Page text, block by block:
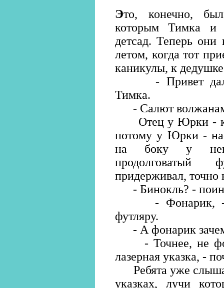
Это, конечно,
которым Тимка и
детсад. Теперь они
летом, когда тот
каникулы, к
- Привет
Тимка.
- Салют
Отец у Юрки -
потому у Юрки -
на боку у него
придерживал, точно
- Бинокль? -
- Фонарик, -
футляру.
- А фонарик
- Точнее, не
лазерная указка, -
Ребята уже
указках, лучи